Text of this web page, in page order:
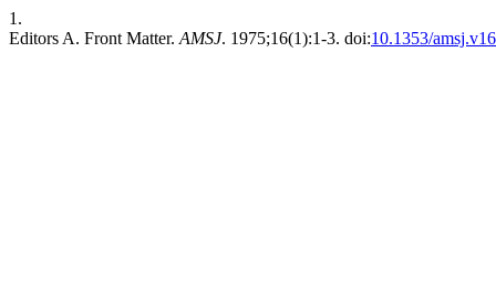
1.
Editors A. Front Matter. AMSJ. 1975;16(1):1-3. doi:10.1353/